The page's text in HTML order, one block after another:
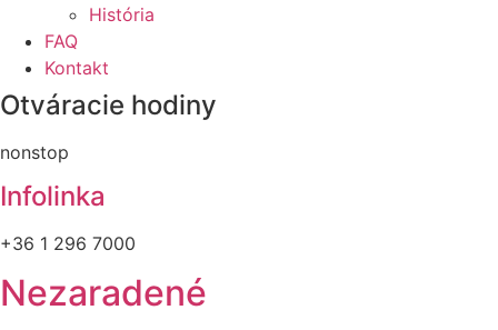
História
FAQ
Kontakt
Otváracie hodiny
nonstop
Infolinka
+36 1 296 7000
Nezaradené